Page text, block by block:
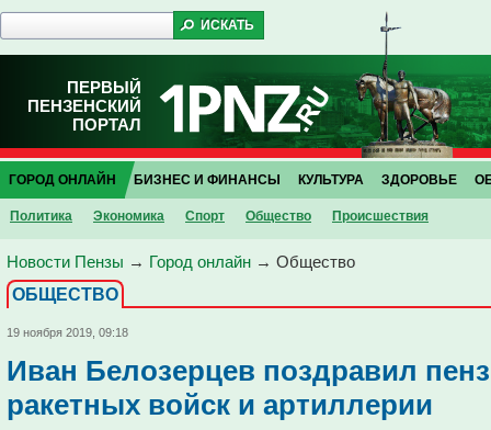
ПЕРВЫЙ
ПЕНЗЕНСКИЙ
ПОРТАЛ
ГОРОД ОНЛАЙН
Политика Экономика Спорт Общество Проиcшествия
БИЗНЕС И ФИНАНСЫ КУЛЬТУРА ЗДОРОВЬЕ
Новости Пензы → Город онлайн → Общество
ОБЩЕСТВО
19 ноября 2019, 09:18
Иван Белозерцев поздравил
ракетных войск и артиллерии